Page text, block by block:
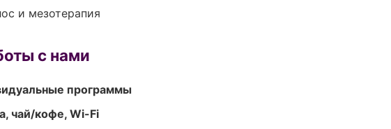
и мезотерапия
с нами
программы
чай/кофе, Wi-Fi